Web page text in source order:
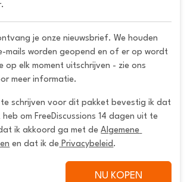
je onze nieuwsbrief. We houden
mails worden geopend en of er op wordt
op elk moment uitschrijven - zie ons
meer informatie.
te schrijven voor dit pakket bevestig ik dat
om FreeDiscussions 14 dagen uit te
ik akkoord ga met de Algemene
en dat ik de Privacybeleid .
NU KOPEN